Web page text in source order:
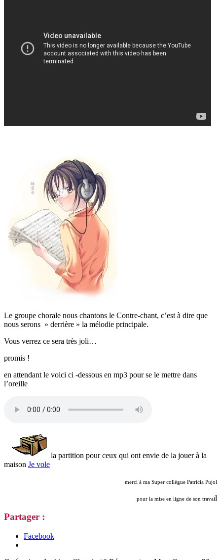
Le groupe chorale nous chantons le Contre-chant, c’est à dire que
nous serons » derrière » la mélodie principale.
Vous verrez ce sera très joli…
promis !
en attendant le voici ci -dessous en mp3 pour se le mettre dans
l’oreille
la partition pour ceux qui ont envie de la jouer à la
maison Je vole
merci à ma Super collègue Patricia Pujol
pour la mise en ligne de son travail
Partager :
Facebook